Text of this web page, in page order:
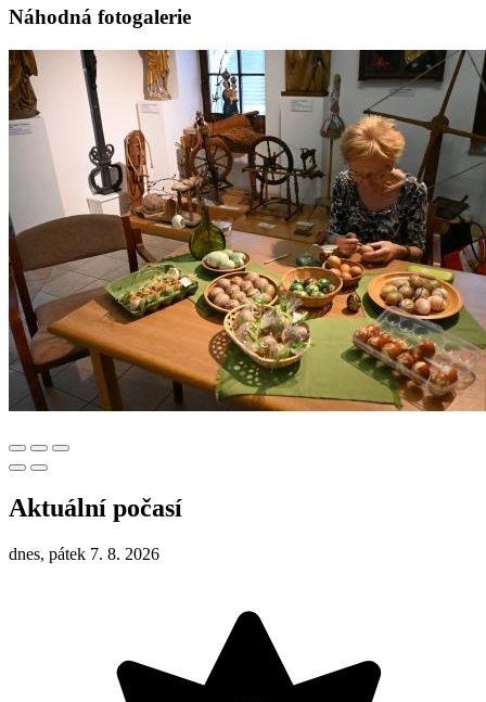
Náhodná fotogalerie
Aktuální počasí
dnes, pátek 7. 8. 2026